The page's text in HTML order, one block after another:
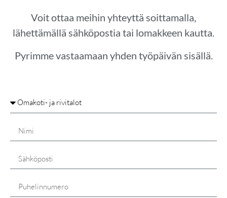
Voit ottaa meihin yhteyttä soittamalla,
lähettämällä sähköpostia tai lomakkeen kautta.
Pyrimme vastaamaan yhden työpäivän sisällä.